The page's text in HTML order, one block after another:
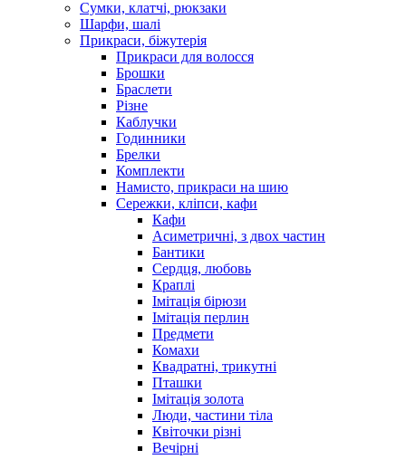
Сумки, клатчі, рюкзаки
Шарфи, шалі
Прикраси, біжутерія
Прикраси для волосся
Брошки
Браслети
Різне
Каблучки
Годинники
Брелки
Комплекти
Намисто, прикраси на шию
Сережки, кліпси, кафи
Кафи
Асиметричні, з двох частин
Бантики
Сердця, любовь
Краплі
Імітація бірюзи
Імітація перлин
Предмети
Комахи
Квадратні, трикутні
Пташки
Імітація золота
Люди, частини тіла
Квіточки різні
Вечірні